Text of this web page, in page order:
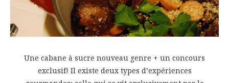
Une cabane à sucre nouveau genre + un concours
exclusif! Il existe deux types d’expériences